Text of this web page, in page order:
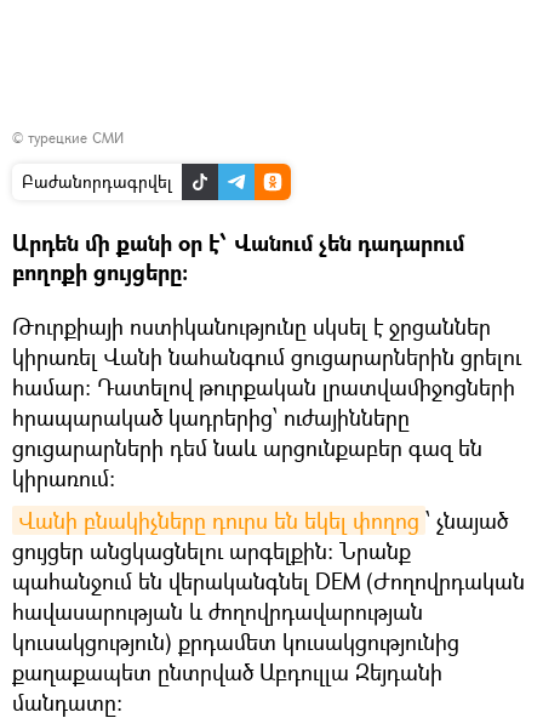
© турецкие СМИ
Բաժանորդագրվել
Արդեն մի քանի օր է՝ Վանում չեն դադարում
բողոքի ցույցերը։
Թուրքիայի ոստիկանությունը սկսել է ջրցաններ
կիրառել Վանի նահանգում ցուցարարներին ցրելու
համար։ Դատելով թուրքական լրատվամիջոցների
հրապարակած կադրերից՝ ուժայինները
ցուցարարների դեմ նաև արցունքաբեր գազ են
կիրառում։
Վանի բնակիչները դուրս են եկել փողոց ՝ չնայած
ցույցեր անցկացնելու արգելքին։ Նրանք
պահանջում են վերականգնել DEM (Ժողովրդական
հավասարության և ժողովրդավարության
կուսակցություն) քրդամետ կուսակցությունից
քաղաքապետ ընտրված Աբդուլլա Զեյդանի
մանդատը։